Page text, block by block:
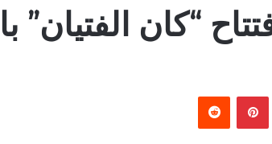
“كان الفتيان”
بينتيريست